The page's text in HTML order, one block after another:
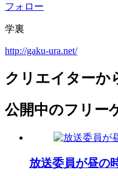
フォロー
学裏
http://gaku-ura.net/
クリエイターか
公開中のフリー
放送委員が昼の